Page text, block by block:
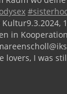
Kultur9.3.2024,
in
lovers, I was